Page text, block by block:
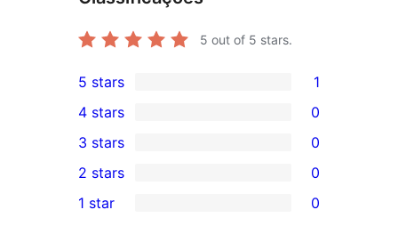
5 out of 5 stars.
1
5-
star
review
5 stars 1
4-
star
reviews
4 stars 0
0
3-
star
3 stars 0
2-
2 stars 0
1 star 0